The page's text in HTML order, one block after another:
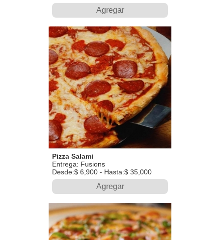
Agregar
Pizza Salami
Entrega: Fusions
Desde:$ 6,900 - Hasta:$ 35,000
Agregar